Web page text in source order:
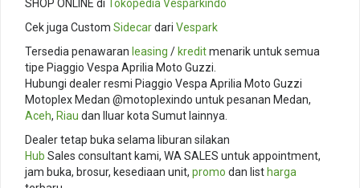
SHOP ONLINE di Tokopedia Vesparkindo
Cek juga Custom Sidecardari Vespark
Tersedia penawaran leasing / kreditmenarik untuk semua
tipe Piaggio Vespa Aprilia Moto Guzzi.
Hubungi dealer resmi Piaggio Vespa Aprilia Moto Guzzi
Motoplex Medan @motoplexindo untuk pesanan Medan,
Aceh, Riau dan lluar kota Sumut lainnya.
Dealer tetap buka selama liburan silakan
Hub Sales consultant kami, WA SALES untuk appointment,
jam buka, brosur, kesediaan unit, promo dan list harga